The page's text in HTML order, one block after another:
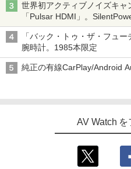
世界初アクティブノイズキ
「Pulsar HDMI」。
「バック・トゥ・ザ・フュ
腕時計。1985本限定
純正の有線CarPlay/Android
AV Watch